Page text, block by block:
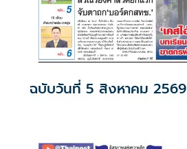
ฉบับวันที่ 5 สิงหาคม 2569